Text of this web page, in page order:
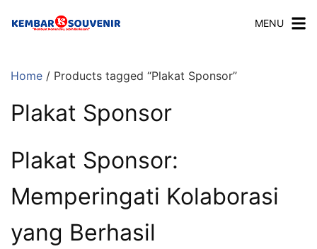
MENU
Home / Products tagged “Plakat Sponsor”
Plakat Sponsor
Plakat Sponsor:
Memperingati Kolaborasi
yang Berhasil